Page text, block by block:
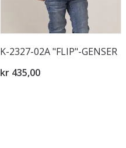
K-2327-02A "FLIP"-GENSER
kr 435,00